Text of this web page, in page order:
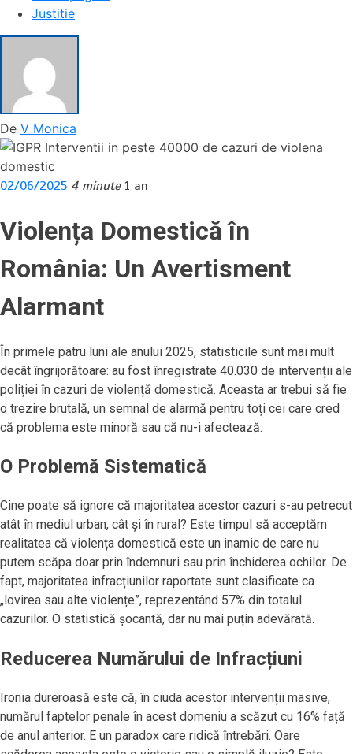
Justitie
De V Monica
02/06/2025 4 minute 1 an
Violența Domestică în
România: Un Avertisment
Alarmant
În primele patru luni ale anului 2025, statisticile sunt mai mult
decât îngrijorătoare: au fost înregistrate 40.030 de intervenții ale
poliției în cazuri de violență domestică. Aceasta ar trebui să fie
o trezire brutală, un semnal de alarmă pentru toți cei care cred
că problema este minoră sau că nu-i afectează.
O Problemă Sistematică
Cine poate să ignore că majoritatea acestor cazuri s-au petrecut
atât în mediul urban, cât și în rural? Este timpul să acceptăm
realitatea că violența domestică este un inamic de care nu
putem scăpa doar prin îndemnuri sau prin închiderea ochilor. De
fapt, majoritatea infracțiunilor raportate sunt clasificate ca
„lovirea sau alte violențe”, reprezentând 57% din totalul
cazurilor. O statistică șocantă, dar nu mai puțin adevărată.
Reducerea Numărului de Infracțiuni
Ironia dureroasă este că, în ciuda acestor intervenții masive,
numărul faptelor penale în acest domeniu a scăzut cu 16% față
de anul anterior. E un paradox care ridică întrebări. Oare